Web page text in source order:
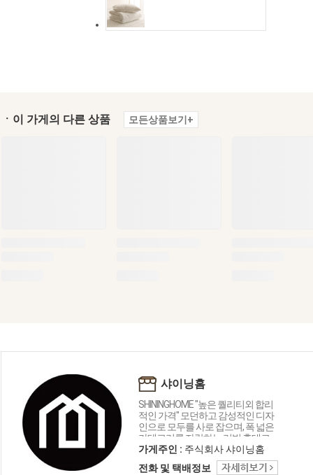
ㆍ이 가게의 다른 상품 모든상품보기+
샤이닝홈
SHININGHOME "높은 퀄리티외 합리
적인 가격" 모던하고 감성적인 디자
인으로 모두를 사로 잡으며, 폭 넓은
카테고리를 자랑하는 리빙 홈데코
인테리어 샤이닝홈입니다.
가게주인 : 주식회사 샤이닝홈
전화 및 택배정보